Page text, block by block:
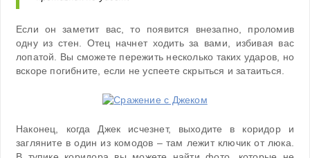
Если он заметит вас, то появится внезапно, проломив
одну из стен. Отец начнет ходить за вами, избивая вас
лопатой. Вы сможете пережить несколько таких ударов, но
вскоре погибните, если не успеете скрыться и затаиться.
Наконец, когда Джек исчезнет, выходите в коридор и
загляните в один из комодов – там лежит ключик от люка.